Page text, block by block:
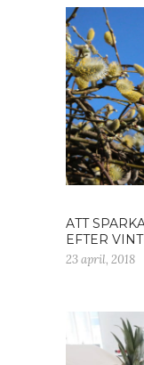
ATT
EFTER
23 april, 2018